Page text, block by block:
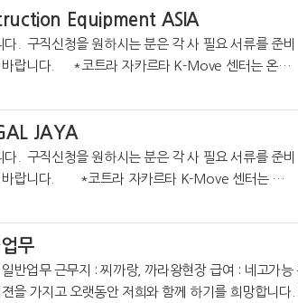
Equipment ASIA
. 구직신청을 원하시는 분은 각 사 필요 서류를 준비
센터는 온라
보를 제공하고 있습니다. https://cafe.naver.co
JAYA
. 구직신청을 원하시는 분은 각 사 필요 서류를 준비
K-Move 센터는 온
무
야 : 통역 및 일반회사